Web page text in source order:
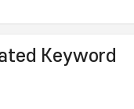
Keyword